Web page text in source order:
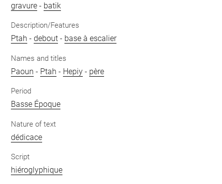
gravure - batik
Description/Features
Ptah -debout - base à escalier
Names and titles
Paoun - Ptah - Hepiy - père
Period
Basse Époque
Nature of text
dédicace
Script
hiéroglyphique